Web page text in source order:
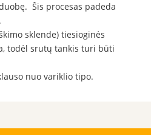
Šis procesas padeda
sklende) tiesioginės
todėl srutų tankis turi būti
nuo variklio tipo.